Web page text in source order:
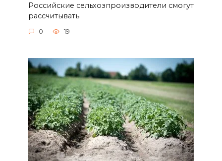
Российские сельхозпроизводители смогут
рассчитывать
0 19